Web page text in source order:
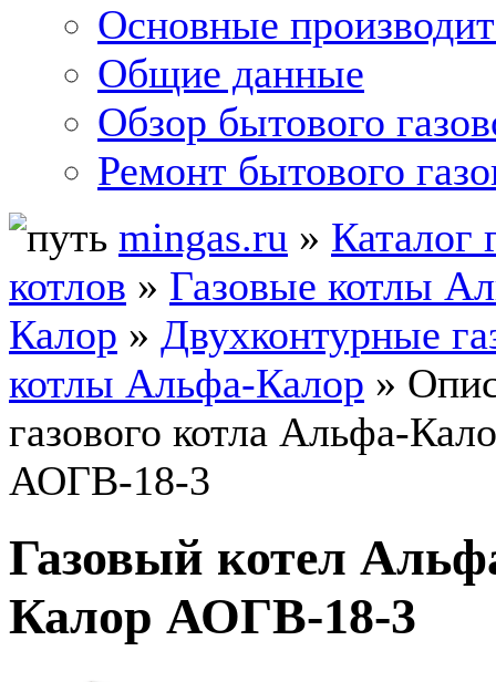
Основные
Общие данные
Обзор бытового
Ремонт бытового
mingas.ru » Каталог
котлов » Газовые котлы
Калор » Двухконтурные
котлы Альфа-Калор »
газового котла Альфа-
АОГВ-18-3
Газовый котел
Калор АОГВ-18-3